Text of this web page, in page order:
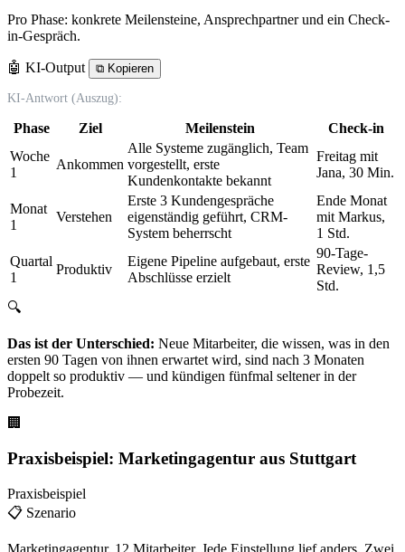
Pro Phase: konkrete Meilensteine, Ansprechpartner und ein Check-
in-Gespräch.
🤖 KI-Output ⧉ Kopieren
KI-Antwort (Auszug):
Phase Ziel Meilenstein
Check-in
Woche
1
Ankommen
Alle Systeme zugänglich, Team
vorgestellt, erste
Kundenkontakte bekannt
Freitag mit
Jana, 30 Min.
Monat
1
Verstehen
Erste 3 Kundengespräche
eigenständig geführt, CRM-
System beherrscht
Ende Monat
mit Markus,
1 Std.
Quartal
1
Produktiv
Eigene Pipeline aufgebaut, erste
Abschlüsse erzielt
90-Tage-
Review, 1,5
Std.
🔍
Das ist der Unterschied: Neue Mitarbeiter, die wissen, was in den
ersten 90 Tagen von ihnen erwartet wird, sind nach 3 Monaten
doppelt so produktiv — und kündigen fünfmal seltener in der
Probezeit.
🏢
Praxisbeispiel: Marketingagentur aus Stuttgart
Praxisbeispiel
📋 Szenario
Marketingagentur, 12 Mitarbeiter. Jede Einstellung lief anders. Zwei